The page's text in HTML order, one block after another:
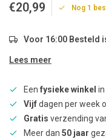
€20,99 Nog 1
Voor 16:00 Besteld
Lees meer
Een fysieke winkel
Vijfdagen per week
Gratis verzending
Meer dan 50 jaar